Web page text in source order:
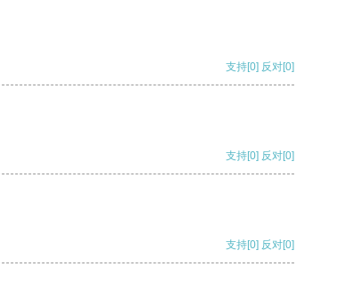
支持[0] 反对[0]
支持[0] 反对[0]
支持[0] 反对[0]